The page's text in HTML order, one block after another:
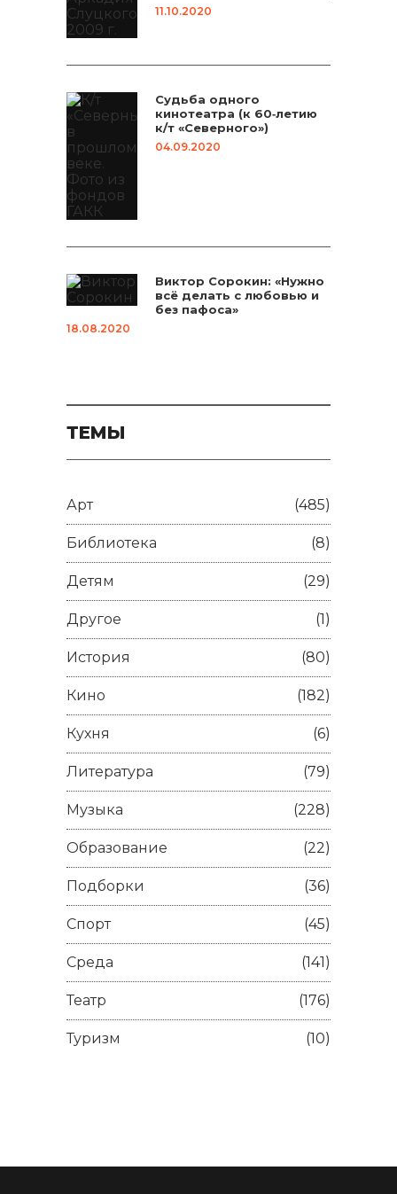
11.10.2020
Судьба одного
кинотеатра (к 60‑летию
к/т «Северного»)
04.09.2020
Виктор Сорокин: «Нужно
всё делать с любовью и
без пафоса»
18.08.2020
ТЕМЫ
Арт (485)
Библиотека (8)
Детям (29)
Другое (1)
История (80)
Кино (182)
Кухня (6)
Литература (79)
Музыка (228)
Образование (22)
Подборки (36)
Спорт (45)
Среда (141)
Театр (176)
Туризм (10)